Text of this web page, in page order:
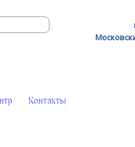
Контакты